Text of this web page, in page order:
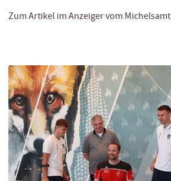
Zum Artikel im Anzeiger vom Michelsamt